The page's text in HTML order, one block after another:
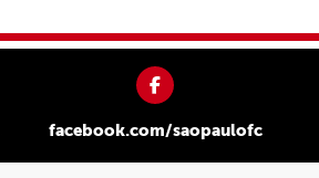
facebook.com/saopaulofc